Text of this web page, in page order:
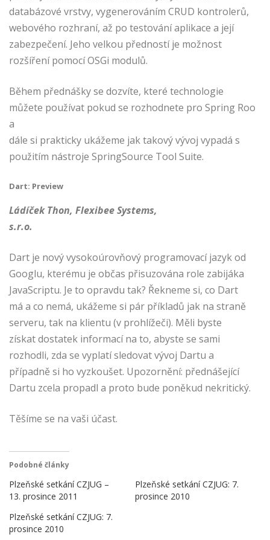
databázové vrstvy, vygenerováním CRUD kontrolerů,
webového rozhraní, až po testování aplikace a její
zabezpečení. Jeho velkou předností je možnost
rozšíření pomocí OSGi modulů.
Během přednášky se dozvíte, které technologie
můžete používat pokud se rozhodnete pro Spring Roo
a
dále si prakticky ukážeme jak takový vývoj vypadá s
použitím nástroje SpringSource Tool Suite.
Dart: Preview
Ládíček Thon, Flexibee Systems,
s.r.o.
Dart je nový vysokoúrovňový programovací jazyk od
Googlu, kterému je občas přisuzována role zabijáka
JavaScriptu. Je to opravdu tak? Řekneme si, co Dart
má a co nemá, ukážeme si pár příkladů jak na straně
serveru, tak na klientu (v prohlížeči). Měli byste
získat dostatek informací na to, abyste se sami
rozhodli, zda se vyplatí sledovat vývoj Dartu a
případně si ho vyzkoušet. Upozornění: přednášející
Dartu zcela propadl a proto bude poněkud nekritický.
Těšíme se na vaši účast.
Podobné články
Plzeňské setkání CZJUG –
13. prosince 2011
Plzeňské setkání CZJUG: 7.
prosince 2010
Plzeňské setkání CZJUG: 7.
prosince 2010